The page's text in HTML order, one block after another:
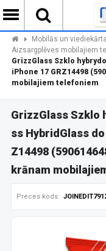
Mobilās un
Aizsargplēves mobilajiem
GrizzGlass Szklo
iPhone 17 GRZ14498
mobilajiem telefoniem
GrizzGlass Szklo
ss HybridGlass
Z14498
krānam
Preces kods: